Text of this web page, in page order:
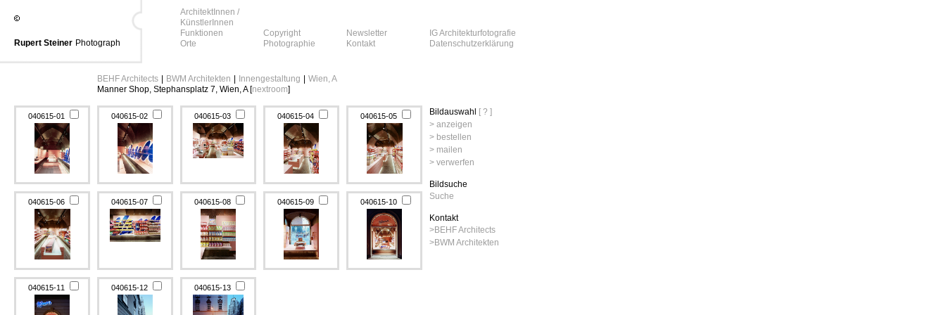
Rupert Steiner Photograph
ArchitektInnen /
KünstlerInnen
Funktionen
Orte
Copyright
Photographie
Newsletter
Kontakt
IG Architekturfotografie
Datenschutzerklärung
BEHF Architects BWM Architekten Innengestaltung
Wien, A
Manner Shop, Stephansplatz 7, Wien, A [nextroom]
040615-01 040615-02 040615-03 040615-04 040615-05
040615-06 040615-07 040615-08 040615-09 040615-10
040615-11 040615-12 040615-13
Bildauswahl
[ ? ]
> anzeigen
> bestellen
> mailen
> verwerfen
Bildsuche
Suche
Kontakt
>BEHF Architects
>BWM Architekten